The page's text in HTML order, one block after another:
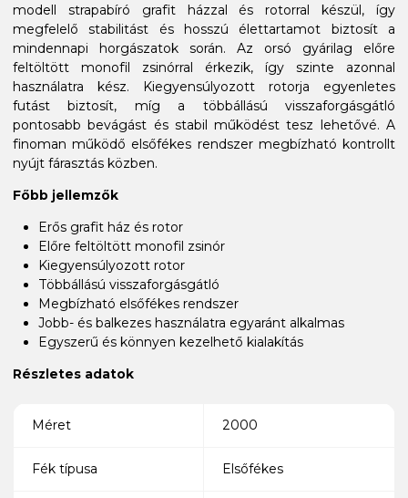
modell strapabíró grafit házzal és rotorral készül, így
megfelelő stabilitást és hosszú élettartamot biztosít a
mindennapi horgászatok során. Az orsó gyárilag előre
feltöltött monofil zsinórral érkezik, így szinte azonnal
használatra kész. Kiegyensúlyozott rotorja egyenletes
futást biztosít, míg a többállású visszaforgásgátló
pontosabb bevágást és stabil működést tesz lehetővé. A
finoman működő elsőfékes rendszer megbízható kontrollt
nyújt fárasztás közben.
Főbb jellemzők
Erős grafit ház és rotor
Előre feltöltött monofil zsinór
Kiegyensúlyozott rotor
Többállású visszaforgásgátló
Megbízható elsőfékes rendszer
Jobb- és balkezes használatra egyaránt alkalmas
Egyszerű és könnyen kezelhető kialakítás
Részletes adatok
Méret 2000
Fék típusa Elsőfékes